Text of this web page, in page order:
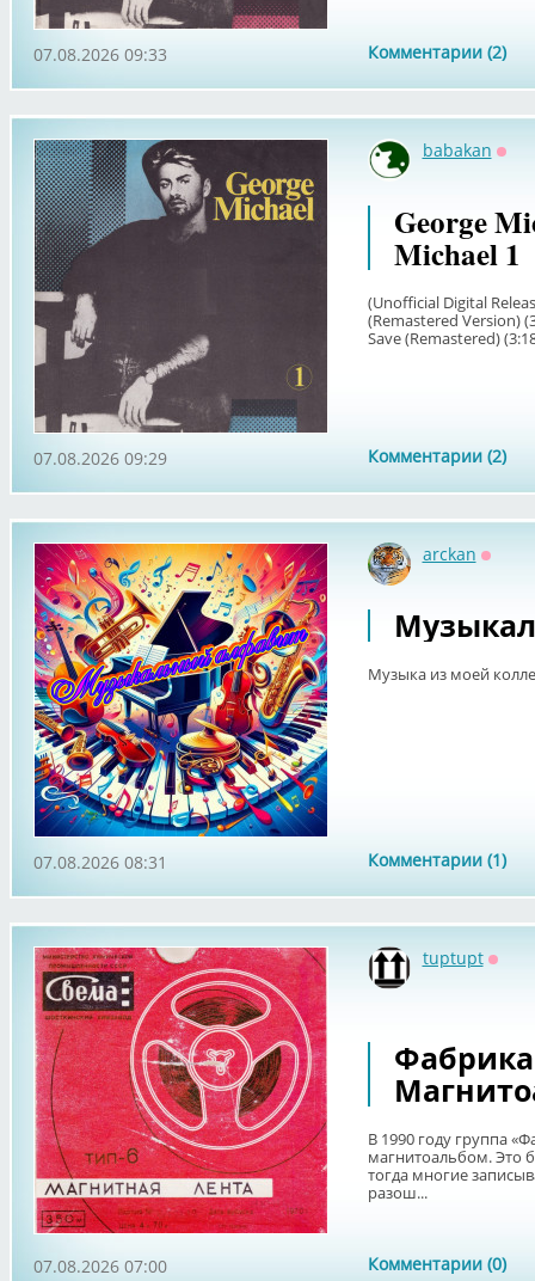
Комментарии (2)
07.08.2026 09:33
babakan
George
Michael 1
(Unofficial Digital
(Remastered Version)
Save (Remastered)
Комментарии (2)
07.08.2026 09:29
arckan
Музыка из моей
Комментарии (1)
07.08.2026 08:31
tuptupt
Фабрика
В 1990 году группа
магнитоальбом. Это
тогда многие
разош...
Комментарии (0)
07.08.2026 07:00